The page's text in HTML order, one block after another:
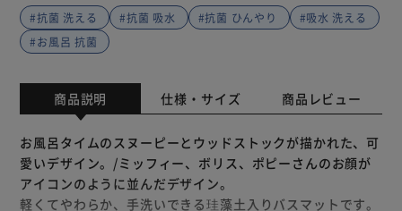
#抗菌 洗える
#抗菌 吸水 #抗菌 ひんやり
#吸水 洗える
#お風呂 抗菌
商品説明 仕様・サイズ 商品レビュー
お風呂タイムのスヌーピーとウッドストックが描かれた、可
愛いデザイン。/ミッフィー、ボリス、ポピーさんのお顔が
アイコンのように並んだデザイン。
軽くてやわらか、手洗いできる珪藻土入りバスマットです。